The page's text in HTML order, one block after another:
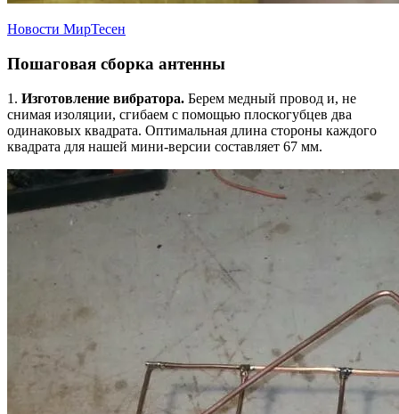
Новости МирТесен
Пошаговая сборка антенны
1. Изготовление вибратора. Берем медный провод и, не
снимая изоляции, сгибаем с помощью плоскогубцев два
одинаковых квадрата. Оптимальная длина стороны каждого
квадрата для нашей мини-версии составляет 67 мм.